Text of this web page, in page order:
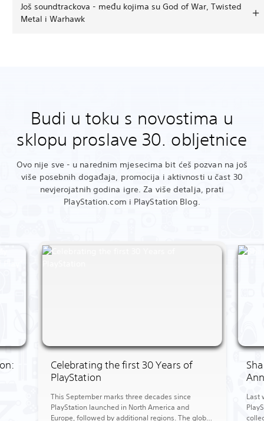
Još soundtrackova - među kojima su God of War, Twisted
Metal i Warhawk
Budi u toku s novostima u
sklopu proslave 30. obljetnice
Ovo nije sve - u narednim mjesecima bit ćeš pozvan na još
više posebnih događaja, promocija i aktivnosti u čast 30
nevjerojatnih godina igre. Za više detalja, prati
PlayStation.com i PlayStation Blog.
Celebrating the first 30 Years of
PlayStation
This September marks three decades since
PlayStation launched in North America and
Europe, followed by additional regions. The global
Last